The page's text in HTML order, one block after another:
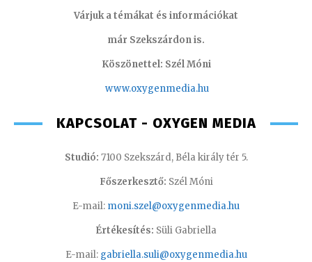
Várjuk a témákat és információkat
már Szekszárdon is.
Köszönettel: Szél Móni
www.oxygenmedia.hu
KAPCSOLAT - OXYGEN MEDIA
Studió: 7100 Szekszárd, Béla király tér 5.
Főszerkesztő: Szél Móni
E-mail: moni.szel@oxygenmedia.hu
Értékesítés: Süli Gabriella
E-mail: gabriella.suli@oxygenmedia.hu